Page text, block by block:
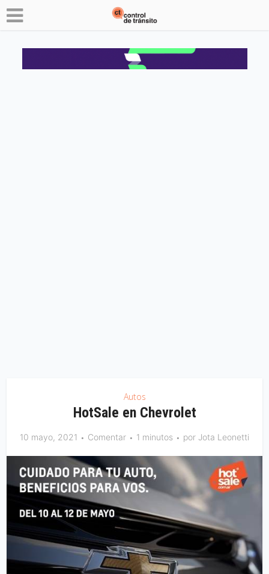
Autos
HotSale en Chevrolet
10 mayo, 2021 Comentar 1 minutos por Jota Leonetti